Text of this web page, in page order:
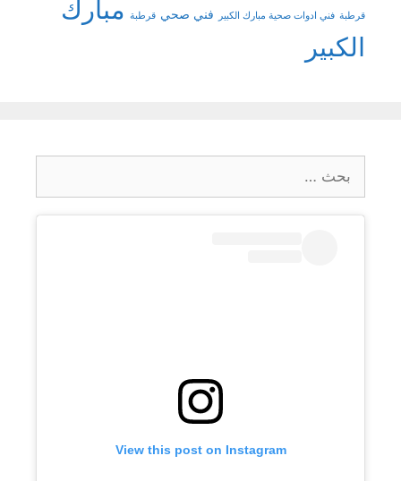
قرطبة فني ادوات صحية مبارك الكبير فني صحي قرطبة مبارك
الكبير
عن:
View this post on Instagram